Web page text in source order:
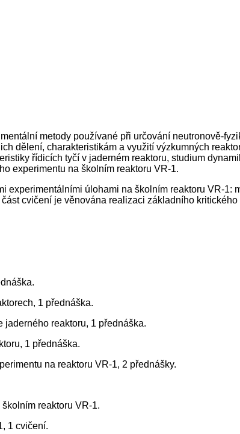
metody používané při určování neutronově-
dělení, charakteristikám a využití výzkumných
řídicích tyčí v jaderném reaktoru, studium
experimentu na školním reaktoru VR-1.
experimentálními úlohami na školním reaktoru VR-
cvičení je věnována realizaci základního
1 přednáška.
reaktoru, 1 přednáška.
1 přednáška.
na reaktoru VR-1, 2 přednášky.
reaktoru VR-1.
1 cvičení.